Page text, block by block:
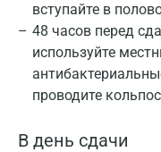
вступайте в
48 часов перед
используйте
проводите
В день сдачи